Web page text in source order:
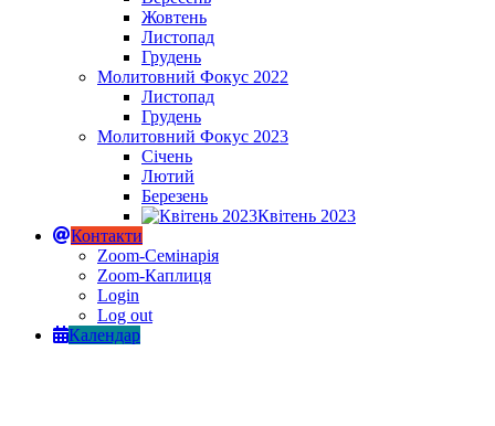
Жовтень
Листопад
Грудень
Молитовний Фокус 2022
Листопад
Грудень
Молитовний Фокус 2023
Січень
Лютий
Березень
Квітень 2023
Контакти
Zoom-Семінарія
Zoom-Каплиця
Login
Log out
Календар